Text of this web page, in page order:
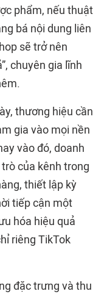
phẩm, nếu thuật
bá nội dung liên
sẽ trở nên
chuyên gia lĩnh
thương hiệu cần
gia vào mọi nền
vào đó, doanh
của kênh trong
thiết lập kỳ
tiếp cận một
hóa hiệu quả
riêng TikTok
đặc trưng và thu